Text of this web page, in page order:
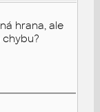
hrana, ale
chybu?